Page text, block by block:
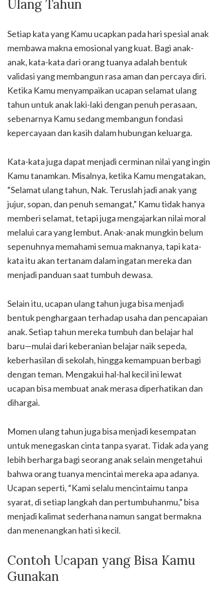
Ulang Tahun
Setiap kata yang Kamu ucapkan pada hari spesial anak
membawa makna emosional yang kuat. Bagi anak-
anak, kata-kata dari orang tuanya adalah bentuk
validasi yang membangun rasa aman dan percaya diri.
Ketika Kamu menyampaikan ucapan selamat ulang
tahun untuk anak laki-laki dengan penuh perasaan,
sebenarnya Kamu sedang membangun fondasi
kepercayaan dan kasih dalam hubungan keluarga.
Kata-kata juga dapat menjadi cerminan nilai yang ingin
Kamu tanamkan. Misalnya, ketika Kamu mengatakan,
“Selamat ulang tahun, Nak. Teruslah jadi anak yang
jujur, sopan, dan penuh semangat,” Kamu tidak hanya
memberi selamat, tetapi juga mengajarkan nilai moral
melalui cara yang lembut. Anak-anak mungkin belum
sepenuhnya memahami semua maknanya, tapi kata-
kata itu akan tertanam dalam ingatan mereka dan
menjadi panduan saat tumbuh dewasa.
Selain itu, ucapan ulang tahun juga bisa menjadi
bentuk penghargaan terhadap usaha dan pencapaian
anak. Setiap tahun mereka tumbuh dan belajar hal
baru—mulai dari keberanian belajar naik sepeda,
keberhasilan di sekolah, hingga kemampuan berbagi
dengan teman. Mengakui hal-hal kecil ini lewat
ucapan bisa membuat anak merasa diperhatikan dan
dihargai.
Momen ulang tahun juga bisa menjadi kesempatan
untuk menegaskan cinta tanpa syarat. Tidak ada yang
lebih berharga bagi seorang anak selain mengetahui
bahwa orang tuanya mencintai mereka apa adanya.
Ucapan seperti, “Kami selalu mencintaimu tanpa
syarat, di setiap langkah dan pertumbuhanmu,” bisa
menjadi kalimat sederhana namun sangat bermakna
dan menenangkan hati si kecil.
Contoh Ucapan yang Bisa Kamu
Gunakan